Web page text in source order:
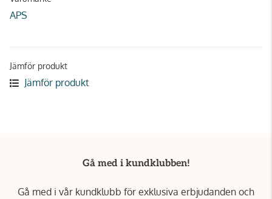
APS
Jämför produkt
Jämför produkt
Gå med i kundklubben!
Gå med i vår kundklubb för exklusiva erbjudanden och